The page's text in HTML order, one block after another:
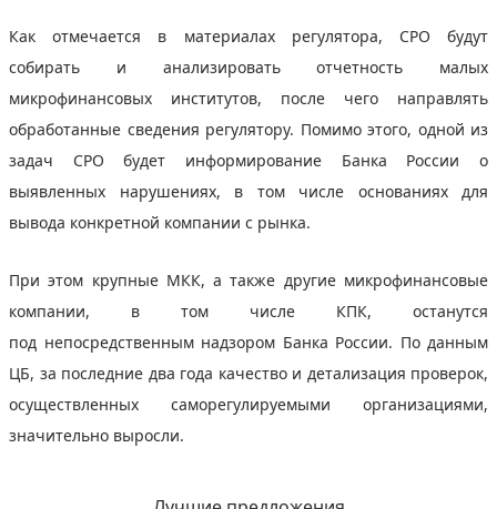
Как отмечается в материалах регулятора, СРО будут
собирать и анализировать отчетность малых
микрофинансовых институтов, после чего направлять
обработанные сведения регулятору. Помимо этого, одной из
задач СРО будет информирование Банка России о
выявленных нарушениях, в том числе основаниях для
вывода конкретной компании с рынка.
При этом крупные МКК, а также другие микрофинансовые
компании, в том числе КПК, останутся
под непосредственным надзором Банка России. По данным
ЦБ, за последние два года качество и детализация проверок,
осуществленных саморегулируемыми организациями,
значительно выросли.